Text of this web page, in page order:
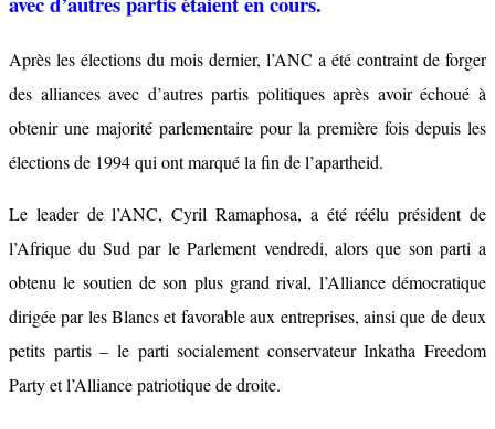
Après les élections du mois dernier, l’ANC a été contraint de forger
des alliances avec d’autres partis politiques après avoir échoué à
obtenir une majorité parlementaire pour la première fois depuis les
élections de 1994 qui ont marqué la fin de l’apartheid.
Le leader de l’ANC, Cyril Ramaphosa, a été réélu président de
l’Afrique du Sud par le Parlement vendredi, alors que son parti a
obtenu le soutien de son plus grand rival, l’Alliance démocratique
dirigée par les Blancs et favorable aux entreprises, ainsi que de deux
petits partis – le parti socialement conservateur Inkatha Freedom
Party et l’Alliance patriotique de droite.